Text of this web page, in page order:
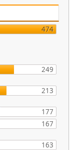
474
249
213
177
167
163